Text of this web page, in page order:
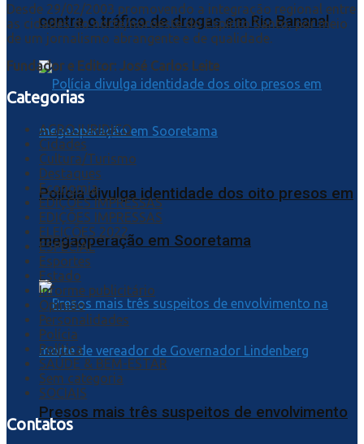
contra o tráfico de drogas em Rio Bananal
Polícia divulga identidade dos oito presos em
megaoperação em Sooretama
Presos mais três suspeitos de envolvimento
Desde 29/02/2003 promovendo a integração regional entre
as cidades do norte/noroeste do Espírito Santo, por meio
de um jornalismo abrangente e de qualidade.
Fundador e Editor: José Carlos Leite
Categorias
AGROJURIDICO
Cidades
Cultura/Turismo
Destaques
Economia
EDIÇÕES IMPRESSAS
EDIÇÕES IMPRESSAS
ELEIÇÕES 2022
ESPECIAL
Esportes
Estado
Informe publicitário
Opinião
Personalidades
Polícia
Política
SAÚDE & BEM-ESTAR
Sem categoria
SOCIAIS
Contatos